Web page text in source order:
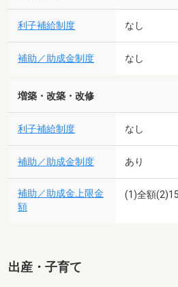
利子補給制度 なし
補助／助成金制度 なし
増築・改築・改修
利子補給制度 なし
補助／助成金制度 あり
補助／助成金上限金
額
(1)全額
出産・子育て